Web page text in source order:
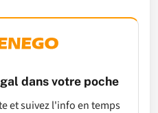
dans votre poche
et suivez l'info en temps